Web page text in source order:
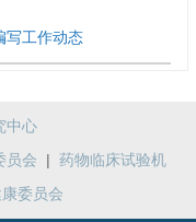
写工作动态
中心
员会 | 药物临床试验机
委员会